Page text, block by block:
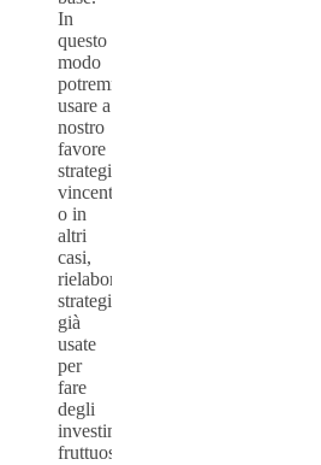
In
questo
modo
potremmo
usare a
nostro
favore
strategie
vincenti,
o in
altri
casi,
rielaborare
strategie
già
usate
per
fare
degli
investimenti
fruttuosi.